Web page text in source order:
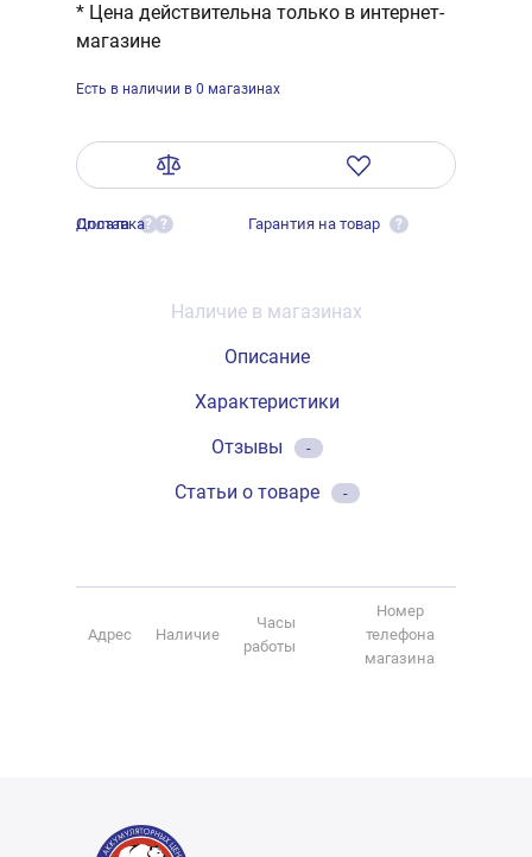
* Цена действительна только в интернет-
магазине
Есть в наличии в 0 магазинах
Оплата ?
Доставка ? Гарантия на товар ?
Наличие в магазинах
Описание
Характеристики
Отзывы
-
Статьи о товаре -
Адрес Наличие
Часы
работы
Номер
телефона
магазина